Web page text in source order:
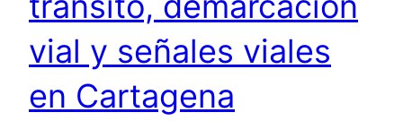
vial y señales viales
en Cartagena